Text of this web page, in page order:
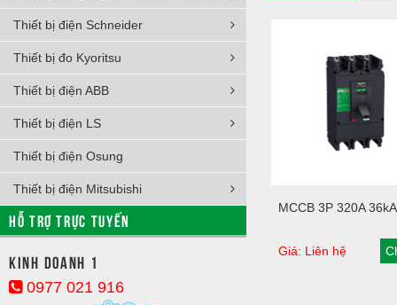
Giỏ hàng
MCCB 3P 320A 36kA
Giá: Liên hệ
Thiết bị điện Schneider
Thiết bị đo Kyoritsu
Thiết bị điện ABB
Thiết bị điện LS
Thiết bị điện Osung
Thiết bị điện Mitsubishi
HỖ TRỢ TRỰC TUYẾN
Kinh doanh 1
0977 021 916